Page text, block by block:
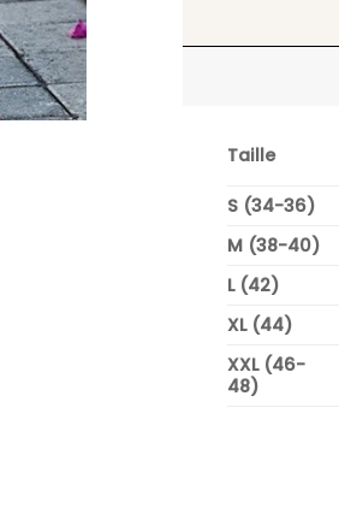
Taille
S (34-36)
M (38-40)
L (42)
XL (44)
XXL (46-
48)